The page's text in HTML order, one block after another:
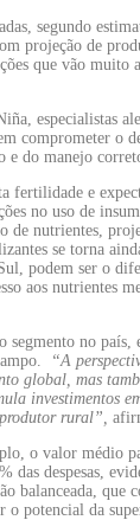
segundo
projeção de
que vão muito
especialistas
comprometer o
do manejo
fertilidade e
no uso de
de nutrientes,
se torna
podem ser o
aos nutrientes
segmento no
“A
global, mas
investimentos
rural”
o valor médio
das despesas,
balanceada, que
o potencial da